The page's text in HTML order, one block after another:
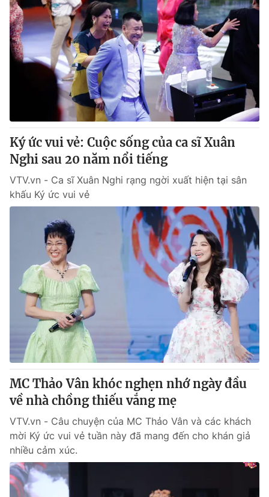
Ký ức vui vẻ: Cuộc sống của ca sĩ Xuân
Nghi sau 20 năm nổi tiếng
VTV.vn - Ca sĩ Xuân Nghi rạng ngời xuất hiện tại sân
khấu Ký ức vui vẻ
MC Thảo Vân khóc nghẹn nhớ ngày đầu
về nhà chồng thiếu vắng mẹ
VTV.vn - Câu chuyện của MC Thảo Vân và các khách
mời Ký ức vui vẻ tuần này đã mang đến cho khán giả
nhiều cảm xúc.